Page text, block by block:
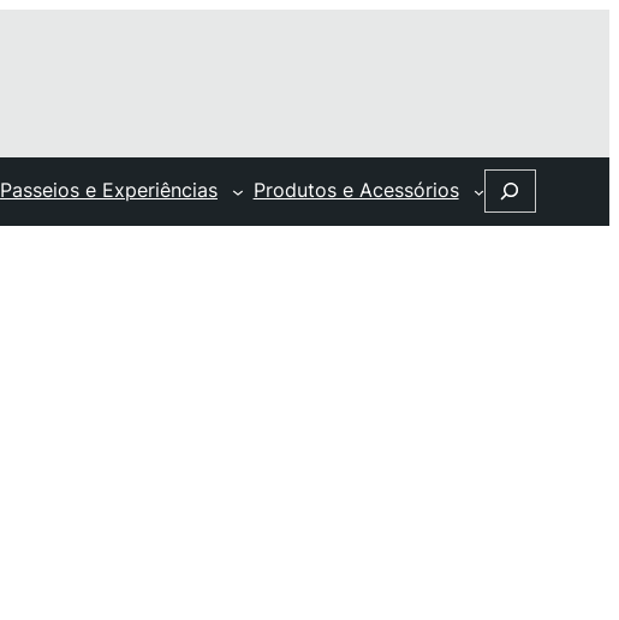
Passeios e Experiências Produtos e Acessórios Search